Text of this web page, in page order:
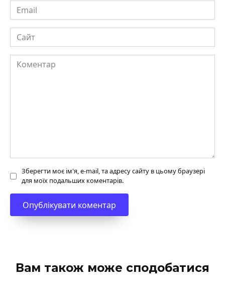
Email
Сайт
Коментар
Зберегти моє ім'я, e-mail, та адресу сайту в цьому браузері
для моїх подальших коментарів.
Вам також може сподобатися